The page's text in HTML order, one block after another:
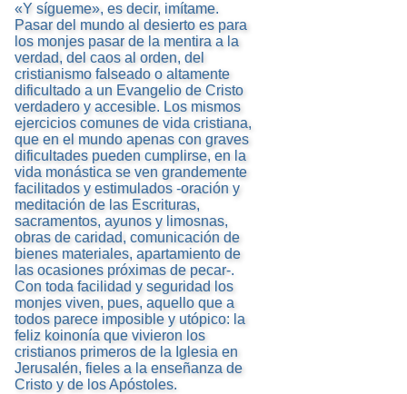
«Y sígueme», es decir, imítame.
Pasar del mundo al desierto es para
los monjes pasar de la mentira a la
verdad, del caos al orden, del
cristianismo falseado o altamente
dificultado a un Evangelio de Cristo
verdadero y accesible. Los mismos
ejercicios comunes de vida cristiana,
que en el mundo apenas con graves
dificultades pueden cumplirse, en la
vida monástica se ven grandemente
facilitados y estimulados -oración y
meditación de las Escrituras,
sacramentos, ayunos y limosnas,
obras de caridad, comunicación de
bienes materiales, apartamiento de
las ocasiones próximas de pecar-.
Con toda facilidad y seguridad los
monjes viven, pues, aquello que a
todos parece imposible y utópico: la
feliz koinonía que vivieron los
cristianos primeros de la Iglesia en
Jerusalén, fieles a la enseñanza de
Cristo y de los Apóstoles.